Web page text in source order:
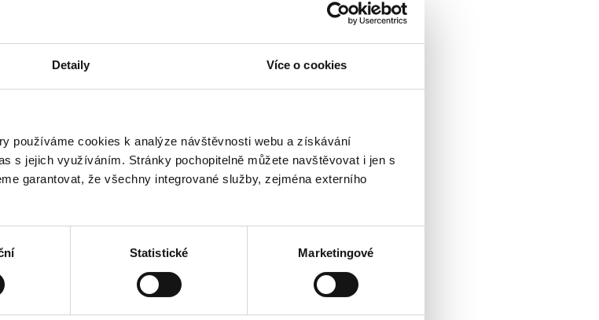
Detaily Více o cookies
používáme cookies k analýze návštěvnosti webu a získávání
s jejich využíváním. Stránky pochopitelně můžete navštěvovat i jen s
garantovat, že všechny integrované služby, zejména externího
Statistické Marketingové